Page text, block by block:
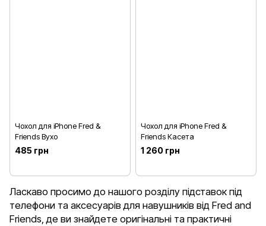
Чохол для iPhone Fred &
Friends Вухо
485 грн
Чохол для iPhone Fred &
Friends Касета
1 260 грн
Ласкаво просимо до нашого розділу підставок під
телефони та аксесуарів для навушників від Fred and
Friends, де ви знайдете оригінальні та практичні